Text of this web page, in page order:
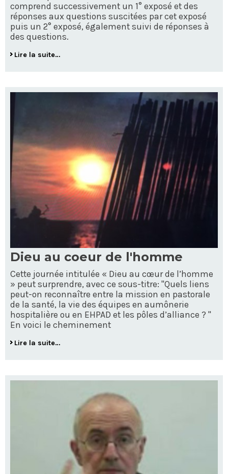
comprend successivement un 1° exposé et des
réponses aux questions suscitées par cet exposé
puis un 2° exposé, également suivi de réponses à
des questions.
Lire la suite…
Dieu au coeur de l'homme
Cette journée intitulée « Dieu au cœur de l’homme
» peut surprendre, avec ce sous-titre: "Quels liens
peut-on reconnaître entre la mission en pastorale
de la santé, la vie des équipes en aumônerie
hospitalière ou en EHPAD et les pôles d’alliance ? "
En voici le cheminement
Lire la suite…